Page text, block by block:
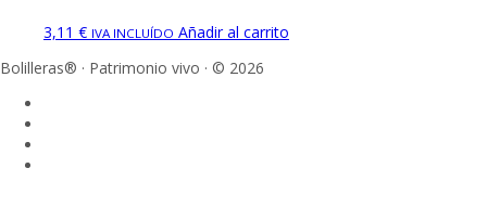
3,11 € IVA INCLUÍDO Añadir al carrito
Bolilleras® · Patrimonio vivo · © 2026